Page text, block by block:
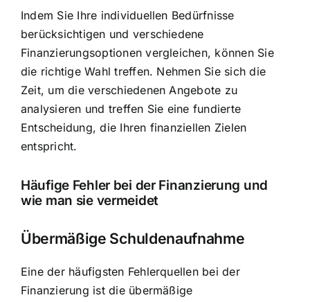
Indem Sie Ihre individuellen Bedürfnisse
berücksichtigen und verschiedene
Finanzierungsoptionen vergleichen, können Sie
die richtige Wahl treffen. Nehmen Sie sich die
Zeit, um die verschiedenen Angebote zu
analysieren und treffen Sie eine fundierte
Entscheidung, die Ihren finanziellen Zielen
entspricht.
Häufige Fehler bei der Finanzierung und
wie man sie vermeidet
Übermäßige Schuldenaufnahme
Eine der häufigsten Fehlerquellen bei der
Finanzierung ist die übermäßige